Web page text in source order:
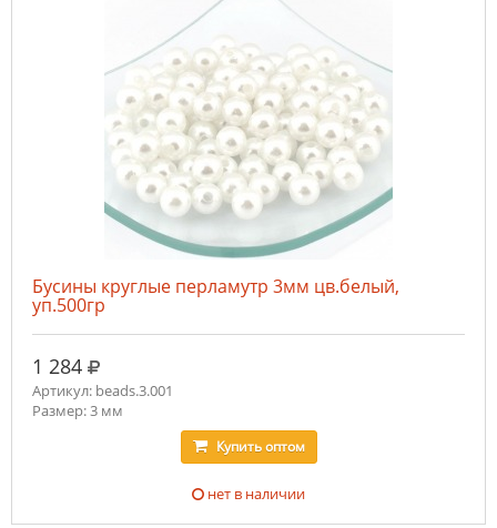
Бусины круглые перламутр 3мм цв.белый,
уп.500гр
1 284 руб.
Артикул: beads.3.001
Размер: 3 мм
Купитьоптом
нет в наличии